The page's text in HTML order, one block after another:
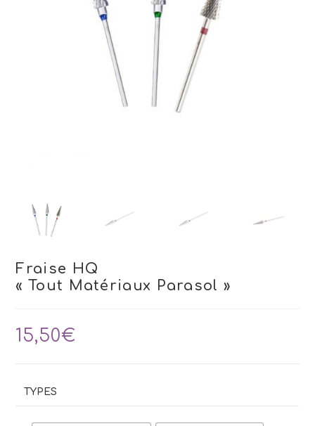
Fraise HQ
« Tout Matériaux Parasol »
15,50€
TYPES